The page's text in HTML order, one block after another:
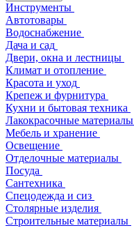
Инструменты
Автотовары
Водоснабжение
Дача и сад
Двери, окна и лестницы
Климат и отопление
Красота и уход
Крепеж и фурнитура
Кухни и бытовая техника
Лакокрасочные материалы
Мебель и хранение
Освещение
Отделочные материалы
Посуда
Сантехника
Спецодежда и сиз
Столярные изделия
Строительные материалы